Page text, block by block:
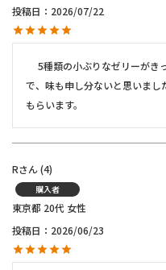
投稿日
2026/07/22
で、味も申し分ないと思いまし
もらいます。
R 4
購入者
東京都 20代 女性
投稿日
2026/06/23